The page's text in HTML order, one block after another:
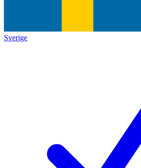
Sverige